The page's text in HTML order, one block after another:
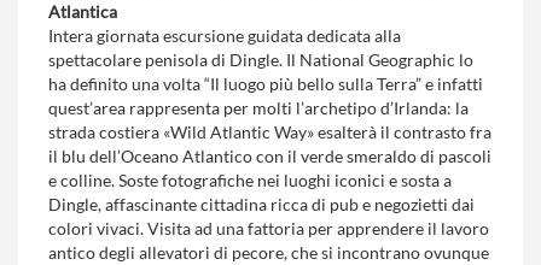
Atlantica
Intera giornata escursione guidata dedicata alla
spettacolare penisola di Dingle. Il National Geographic lo
ha definito una volta “Il luogo più bello sulla Terra” e infatti
quest’area rappresenta per molti l’archetipo d’Irlanda: la
strada costiera «Wild Atlantic Way» esalterà il contrasto fra
il blu dell’Oceano Atlantico con il verde smeraldo di pascoli
e colline. Soste fotografiche nei luoghi iconici e sosta a
Dingle, affascinante cittadina ricca di pub e negozietti dai
colori vivaci. Visita ad una fattoria per apprendere il lavoro
antico degli allevatori di pecore, che si incontrano ovunque